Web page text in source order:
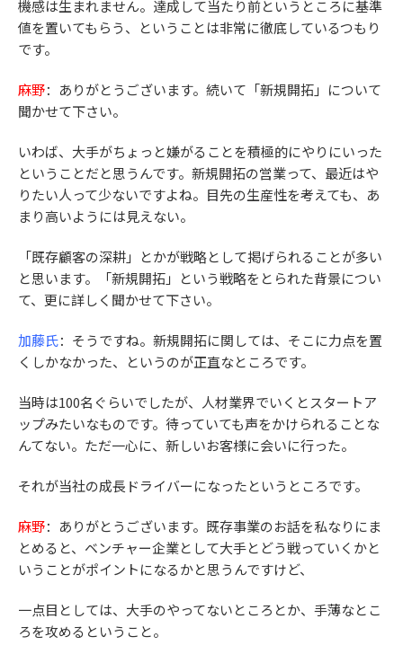
機感は生まれません。達成して当たり前というところに基準
値を置いてもらう、ということは非常に徹底しているつもり
です。
麻野：ありがとうございます。続いて「新規開拓」について
聞かせて下さい。
いわば、大手がちょっと嫌がることを積極的にやりにいった
ということだと思うんです。新規開拓の営業って、最近はや
りたい人って少ないですよね。目先の生産性を考えても、あ
まり高いようには見えない。
「既存顧客の深耕」とかが戦略として掲げられることが多い
と思います。「新規開拓」という戦略をとられた背景につい
て、更に詳しく聞かせて下さい。
加藤氏：そうですね。新規開拓に関しては、そこに力点を置
くしかなかった、というのが正直なところです。
当時は100名ぐらいでしたが、人材業界でいくとスタートア
ップみたいなものです。待っていても声をかけられることな
んてない。ただ一心に、新しいお客様に会いに行った。
それが当社の成長ドライバーになったというところです。
麻野：ありがとうございます。既存事業のお話を私なりにま
とめると、ベンチャー企業として大手とどう戦っていくかと
いうことがポイントになるかと思うんですけど、
一点目としては、大手のやってないところとか、手薄なとこ
ろを攻めるということ。